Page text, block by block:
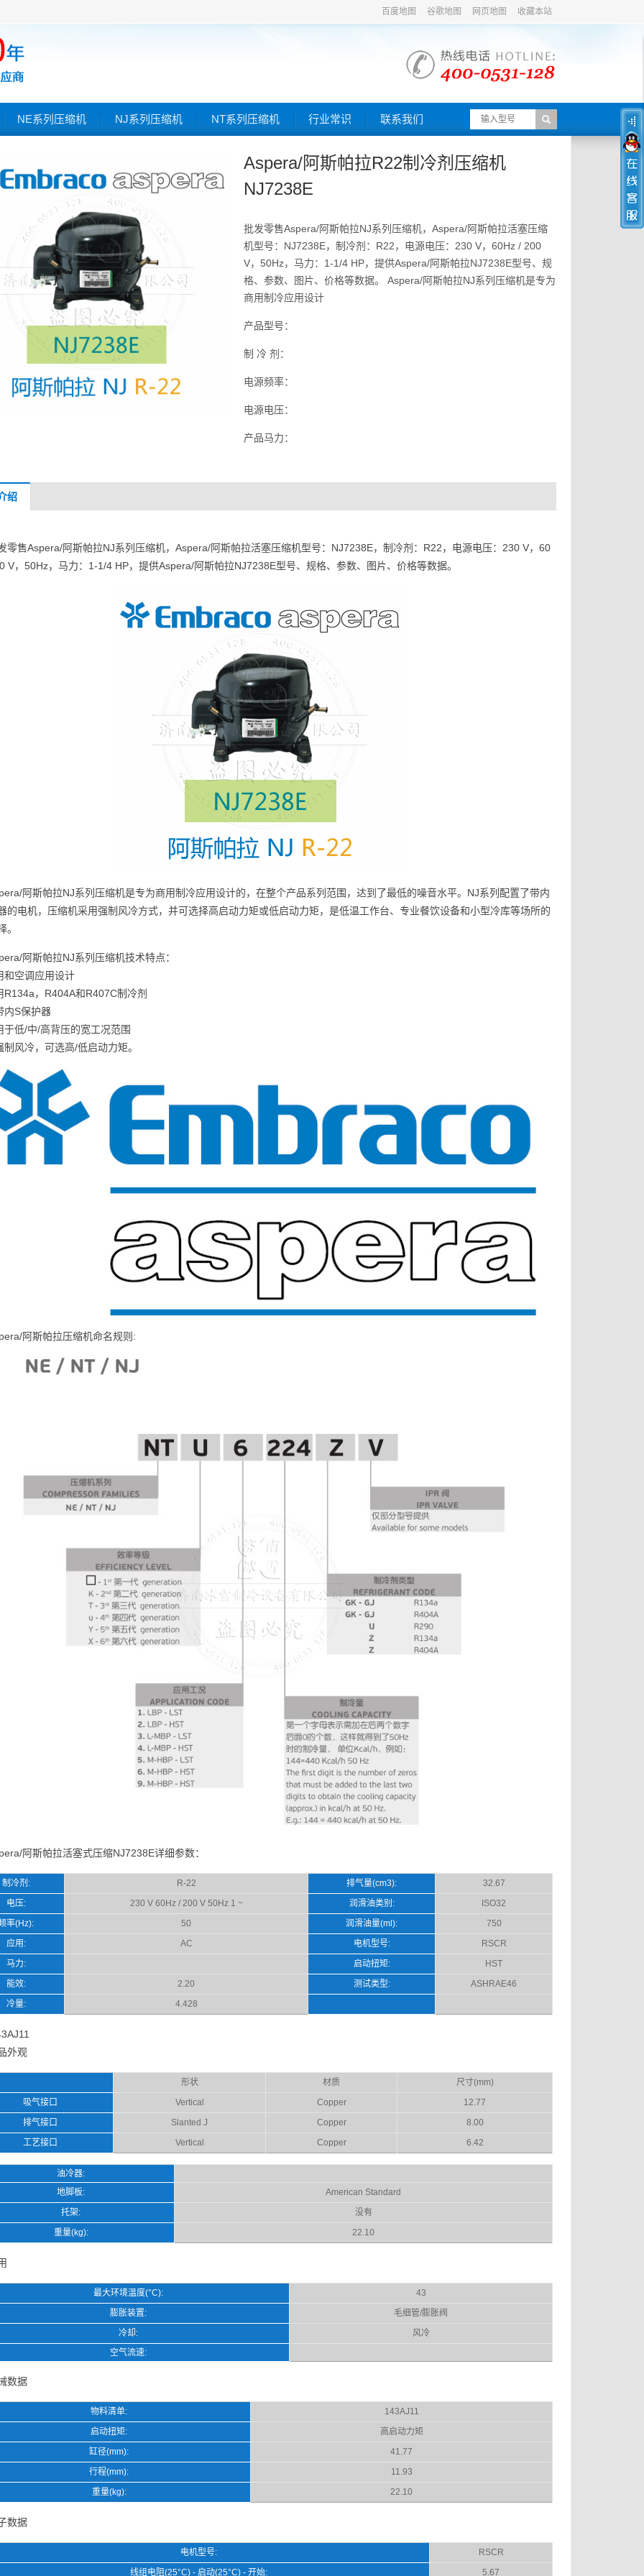
百度地图 谷歌地图 网页地图 收藏本站
NE系列压缩机 NJ系列压缩机 NT系列压缩机 行业常识 联系我们
Aspera/阿斯帕拉R22制冷剂压缩机
NJ7238E
批发零售Aspera/阿斯帕拉NJ系列压缩机，Aspera/阿斯帕拉活塞压缩
机型号：NJ7238E，制冷剂：R22，电源电压：230 V，60Hz / 200
V，50Hz，马力：1-1/4 HP，提供Aspera/阿斯帕拉NJ7238E型号、规
格、参数、图片、价格等数据。 Aspera/阿斯帕拉NJ系列压缩机是专为
商用制冷应用设计
产品型号：
制 冷 剂：
电源频率：
电源电压：
产品马力：
绍
零售Aspera/阿斯帕拉NJ系列压缩机，Aspera/阿斯帕拉活塞压缩机型号：NJ7238E，制冷剂：R22，电源电压：230 V，60
V，50Hz，马力：1-1/4 HP，提供Aspera/阿斯帕拉NJ7238E型号、规格、参数、图片、价格等数据。
阿斯帕拉NJ系列压缩机是专为商用制冷应用设计的，在整个产品系列范围，达到了最低的噪音水平。NJ系列配置了带内
的电机，压缩机采用强制风冷方式，并可选择高启动力矩或低启动力矩，是低温工作台、专业餐饮设备和小型冷库等场所的
。
阿斯帕拉NJ系列压缩机技术特点：
和空调应用设计
R134a，R404A和R407C制冷剂
内S保护器
于低/中/高背压的宽工况范围
制风冷，可选高/低启动力矩。
阿斯帕拉压缩机命名规则:
阿斯帕拉活塞式压缩NJ7238E详细参数：
制冷剂: R-22 排气量(cm3):
32.67
电压:
230 V 60Hz / 200 V 50Hz 1 ~ 润滑油类别:
ISO32
率(Hz):
50 润滑油量(ml):
750
应用:
AC 电机型号:
RSCR
马力:
启动扭矩:
HST
能效:
2.20 测试类型:
ASHRAE46
冷量:
4.428
外观
形状 材质
尺寸(mm)
吸气接口
Vertical Copper
12.77
排气接口
Slanted J Copper
8.00
工艺接口
Vertical Copper 6.42
油冷器:
地脚板:
American Standard
托架:
没有
重量(kg):
22.10
最大环境温度(°C):
43
膨胀装置:
毛细管/膨胀阀
冷却:
风冷
空气流速:
数据
物料清单:
143AJ11
启动扭矩:
高启动力矩
缸径(mm):
41.77
行程(mm):
11.93
重量(kg):
22.10
数据
电机型号:
RSCR
线组电阻(25°C) - 启动(25°C) - 开始:
5.67